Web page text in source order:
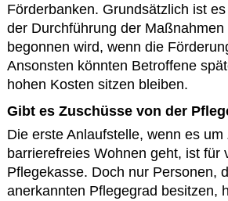
Förderbanken. Grundsätzlich ist
der Durchführung der Maßnahmen
begonnen wird, wenn die
Ansonsten könnten Betroffene
hohen Kosten sitzen bleiben.
Gibt es Zuschüsse von der
Die erste Anlaufstelle, wenn es
barrierefreies Wohnen geht, ist für
Pflegekasse. Doch nur Personen,
anerkannten Pflegegrad besitzen,